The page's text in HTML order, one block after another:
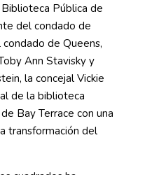
Pública de
del condado de
de Queens,
Ann Stavisky y
la concejal Vickie
de la biblioteca
Bay Terrace con una
transformación del